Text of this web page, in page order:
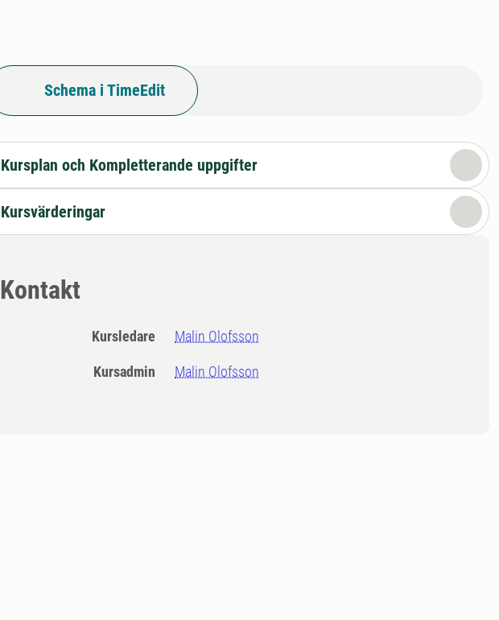
Schema i TimeEdit
Kursplan och Kompletterande uppgifter
Kursvärderingar
Kontakt
Kursledare Malin Olofsson
Kursadmin Malin Olofsson